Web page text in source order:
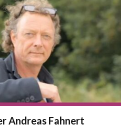
Andreas Fahnert